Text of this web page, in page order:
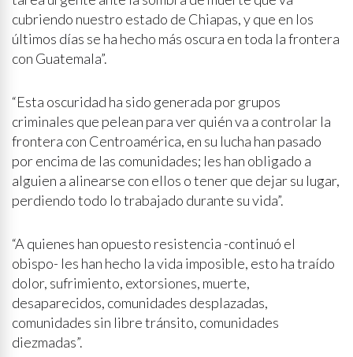
cubriendo nuestro estado de Chiapas, y que en los
últimos días se ha hecho más oscura en toda la frontera
con Guatemala”.
“Esta oscuridad ha sido generada por grupos
criminales que pelean para ver quién va a controlar la
frontera con Centroamérica, en su lucha han pasado
por encima de las comunidades; les han obligado a
alguien a alinearse con ellos o tener que dejar su lugar,
perdiendo todo lo trabajado durante su vida”.
“A quienes han opuesto resistencia -continuó el
obispo- les han hecho la vida imposible, esto ha traído
dolor, sufrimiento, extorsiones, muerte,
desaparecidos, comunidades desplazadas,
comunidades sin libre tránsito, comunidades
diezmadas”.